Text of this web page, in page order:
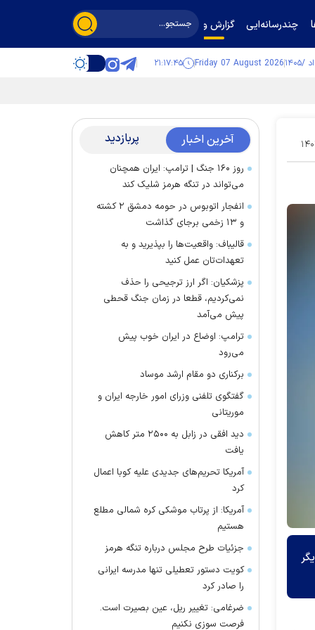
چندرسانه‌ایی گزارش و گفت‌وگو
Friday 07 August 2026 ۲۱:۱۷:۴۵
۳۰ آخرین اخبار پربازدید
روز ۱۶۰ جنگ | ترامپ: ایران همچنان
می‌تواند در تنگه هرمز شلیک کند
انفجار اتوبوس در حومه دمشق ۲ کشته
و ۱۳ زخمی برجای گذاشت
قالیباف: واقعیت‌ها را بپذیرید و به
تعهدات‌تان عمل کنید
پزشکیان: اگر ارز ترجیحی را حذف
نمی‌کردیم، قطعا در زمان جنگ قحطی
پیش می‌آمد
ترامپ: اوضاع در ایران خوب پیش
می‌رود
برکناری دو مقام ارشد موساد
گفتگوی تلفنی وزرای امور خارجه ایران و
موریتانی
دید افقی در زابل به ۲۵۰۰ متر کاهش
یافت
آمریکا تحریم‌های جدیدی علیه کوبا اعمال
کرد
آمریکا: از پرتاب موشکی کره شمالی مطلع
هستیم
جزئیات طرح مجلس درباره تنگه هرمز
کویت دستور تعطیلی تنها مدرسه ایرانی
را صادر کرد
ضرغامی: تغییر ریل، عین بصیرت است.
فرصت سوزی نکنیم